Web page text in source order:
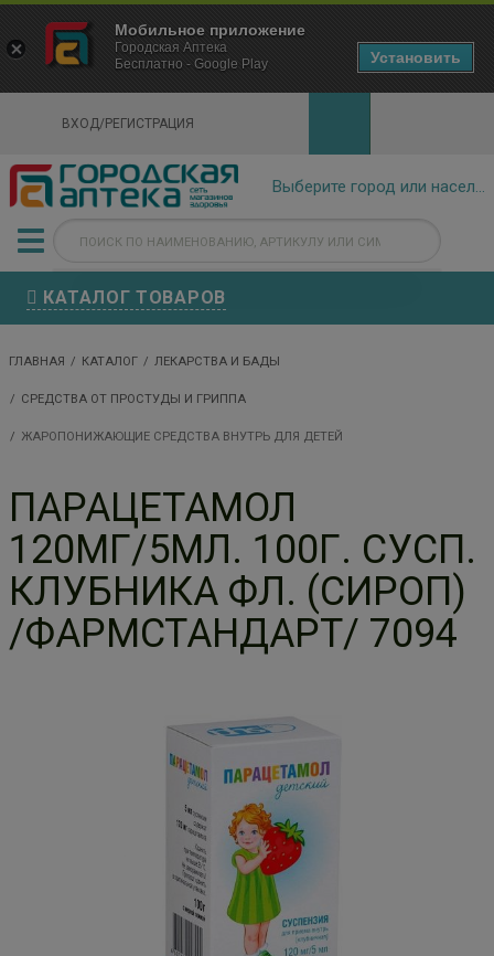
ВХОД/РЕГИСТРАЦИЯ
КАТАЛОГ ТОВАРОВ
ГЛАВНАЯ КАТАЛОГ ЛЕКАРСТВА И БАДЫ
СРЕДСТВА ОТ ПРОСТУДЫ И ГРИППА
ЖАРОПОНИЖАЮЩИЕ СРЕДСТВА ВНУТРЬ ДЛЯ ДЕТЕЙ
ПАРАЦЕТАМОЛ
120МГ/5МЛ. 100Г. СУСП.
КЛУБНИКА ФЛ. (СИРОП)
/ФАРМСТАНДАРТ/ 7094
×
Городская Аптека Маркетплейс
- In Google Play
Мобильное приложение
Городская Аптека
Бесплатно - Google Play
Установить